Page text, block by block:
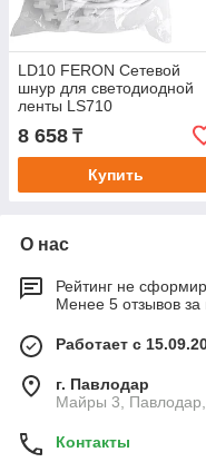
LD10 FERON Сетевой
шнур для светодиодной
ленты LS710
8 658 ₸
Купить
О нас
Рейтинг не
Менее 5 отзывов за
Работает с
г. Павлодар
Майры 3, Павлодар,
Контакты